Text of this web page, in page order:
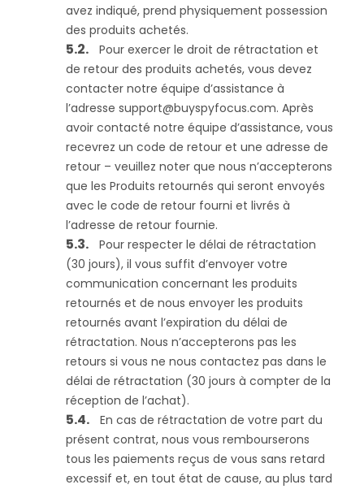
avez indiqué, prend physiquement possession
des produits achetés.
Pour exercer le droit de rétractation et
de retour des produits achetés, vous devez
contacter notre équipe d’assistance à
l’adresse support@buyspyfocus.com. Après
avoir contacté notre équipe d’assistance, vous
recevrez un code de retour et une adresse de
retour – veuillez noter que nous n’accepterons
que les Produits retournés qui seront envoyés
avec le code de retour fourni et livrés à
l’adresse de retour fournie.
Pour respecter le délai de rétractation
(30 jours), il vous suffit d’envoyer votre
communication concernant les produits
retournés et de nous envoyer les produits
retournés avant l’expiration du délai de
rétractation. Nous n’accepterons pas les
retours si vous ne nous contactez pas dans le
délai de rétractation (30 jours à compter de la
réception de l’achat).
En cas de rétractation de votre part du
présent contrat, nous vous rembourserons
tous les paiements reçus de vous sans retard
excessif et, en tout état de cause, au plus tard